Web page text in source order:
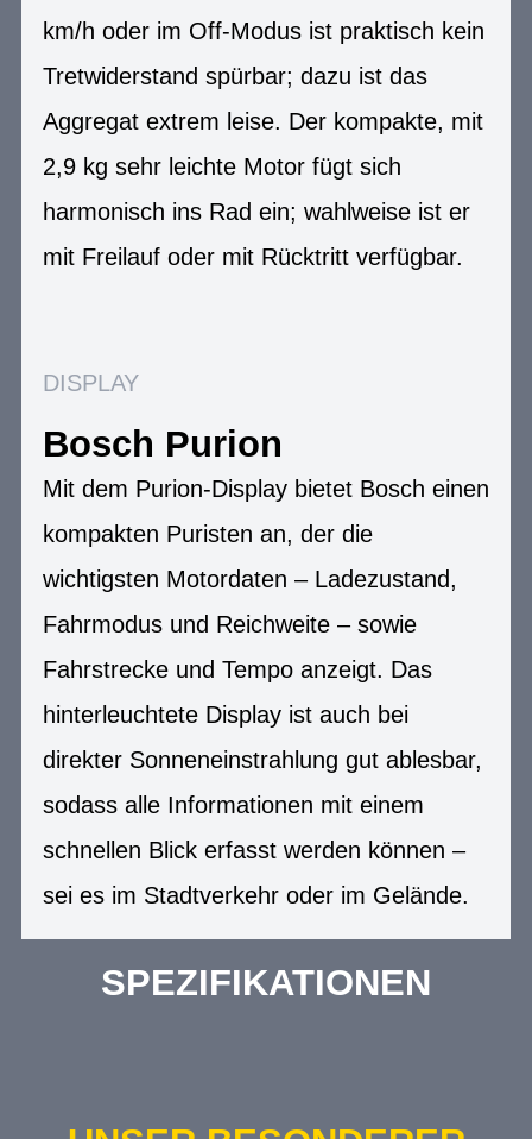
km/h oder im Off-Modus ist praktisch kein
Tretwiderstand spürbar; dazu ist das
Aggregat extrem leise. Der kompakte, mit
2,9 kg sehr leichte Motor fügt sich
harmonisch ins Rad ein; wahlweise ist er
mit Freilauf oder mit Rücktritt verfügbar.
DISPLAY
Bosch Purion
Mit dem Purion-Display bietet Bosch einen
kompakten Puristen an, der die
wichtigsten Motordaten – Ladezustand,
Fahrmodus und Reichweite – sowie
Fahrstrecke und Tempo anzeigt. Das
hinterleuchtete Display ist auch bei
direkter Sonneneinstrahlung gut ablesbar,
sodass alle Informationen mit einem
schnellen Blick erfasst werden können –
sei es im Stadtverkehr oder im Gelände.
SPEZIFIKATIONEN